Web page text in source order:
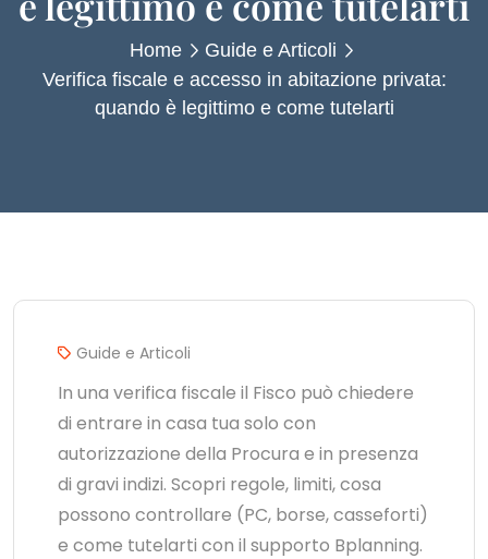
Home
Guide e Articoli
Verifica fiscale e accesso in abitazione privata:
quando è legittimo e come tutelarti
Guide e Articoli
In una verifica fiscale il Fisco può chiedere
di entrare in casa tua solo con
autorizzazione della Procura e in presenza
di gravi indizi. Scopri regole, limiti, cosa
possono controllare (PC, borse, casseforti)
e come tutelarti con il supporto Bplanning.